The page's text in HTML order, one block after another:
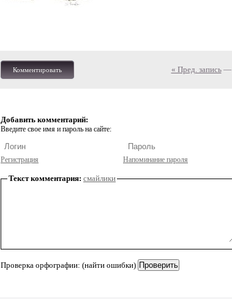
Комментировать « Пред. запись—
Добавить комментарий:
Введите свое имя и пароль на сайте:
Регистрация Напоминание пароля
Текст комментария: смайлики
Проверка орфографии: (найти ошибки)